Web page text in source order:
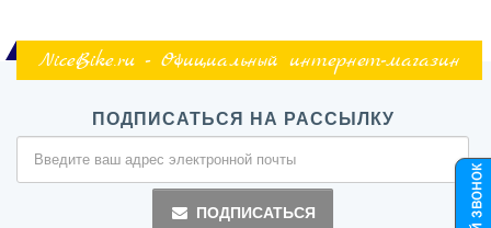
NiceBike.ru - Официальный интернет-магазин
ПОДПИСАТЬСЯ НА РАССЫЛКУ
ПОДПИСАТЬСЯ